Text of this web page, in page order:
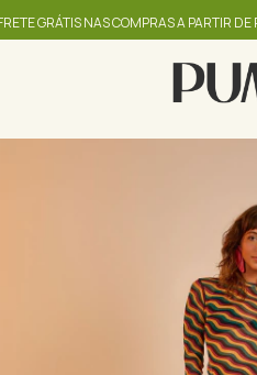
NAS COMPRAS A PARTIR DE R$399